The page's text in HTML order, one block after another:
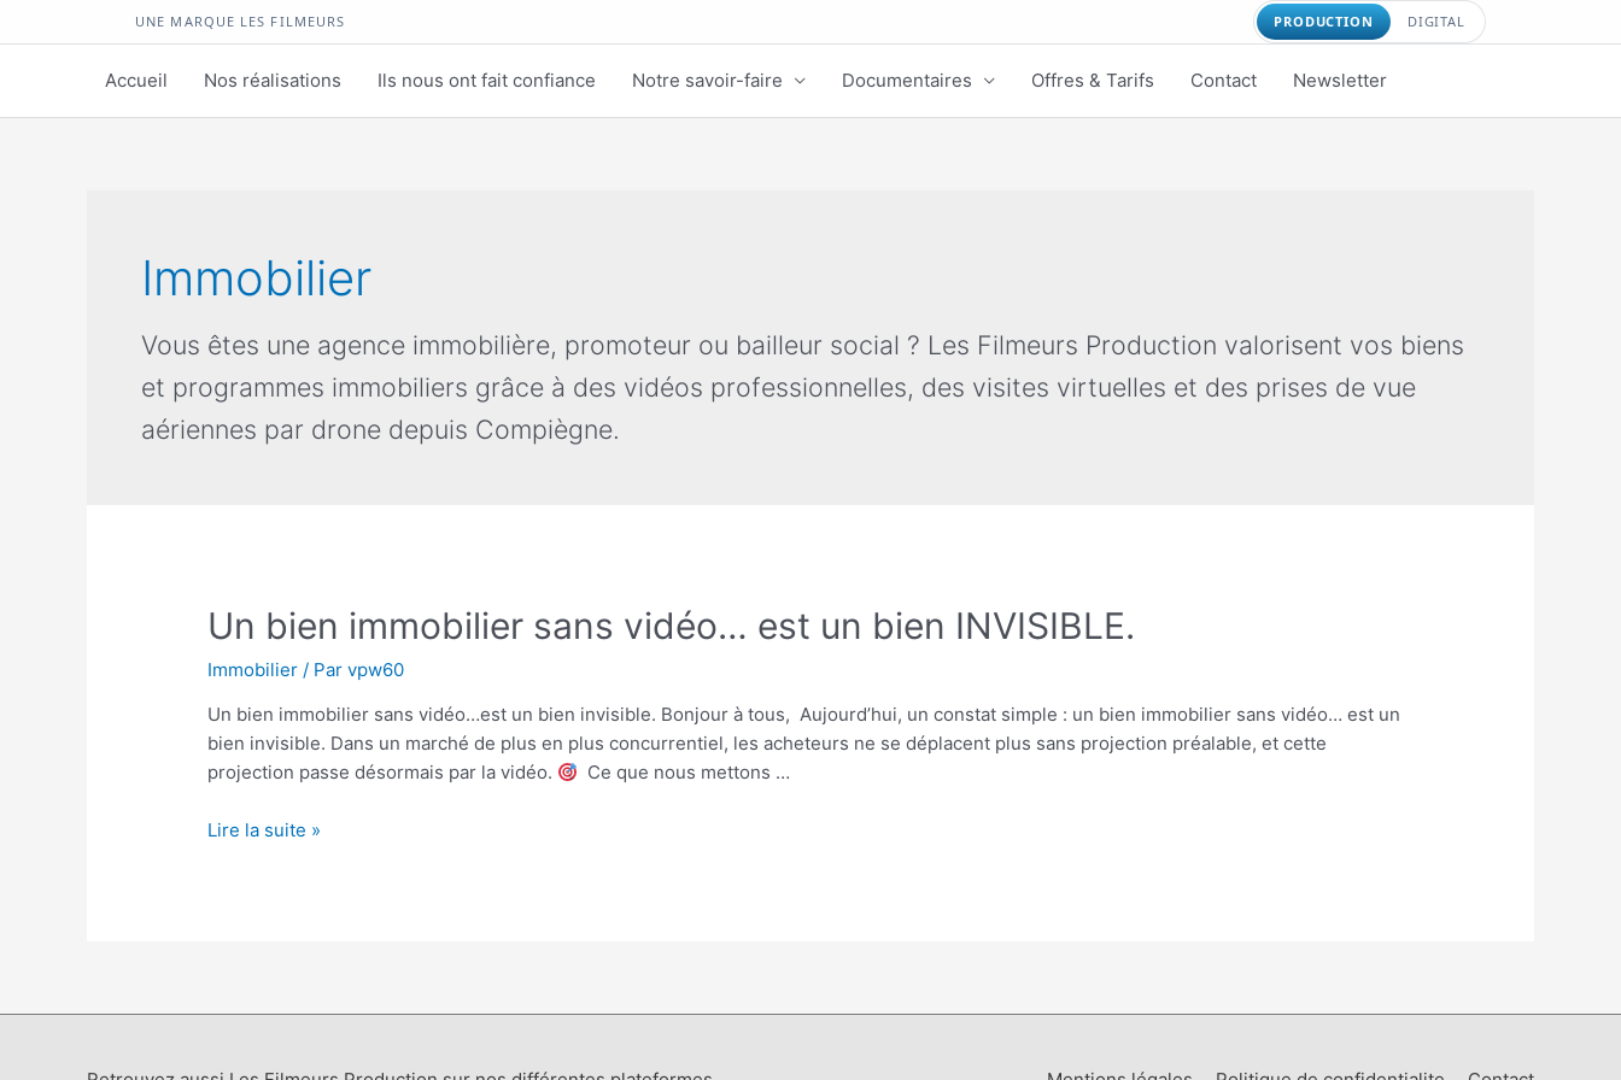
UNE MARQUE LES FILMEURS PRODUCTION DIGITAL
Accueil Nos réalisations Ils nous ont fait confiance Notre savoir-faire Documentaires Offres & Tarifs Contact Newsletter
Immobilier
Vous êtes une agence immobilière, promoteur ou bailleur social ? Les Filmeurs Production valorisent vos biens
et programmes immobiliers grâce à des vidéos professionnelles, des visites virtuelles et des prises de vue
aériennes par drone depuis Compiègne.
Un bien immobilier sans vidéo… est un bien INVISIBLE.
Immobilier / Parvpw60
Un bien immobilier sans vidéo…est un bien invisible. Bonjour à tous, Aujourd’hui, un constat simple : un bien immobilier sans vidéo… est un
bien invisible. Dans un marché de plus en plus concurrentiel, les acheteurs ne se déplacent plus sans projection préalable, et cette
projection passe désormais par la vidéo.
​ Ce que nous mettons …
Lire la suite »